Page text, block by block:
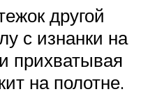
другой
с изнанки на
прихватывая
на полотне.